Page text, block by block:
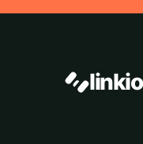
linkio